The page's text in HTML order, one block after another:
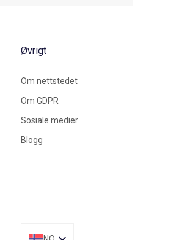
Øvrigt
Om nettstedet
Om GDPR
Sosiale medier
Blogg